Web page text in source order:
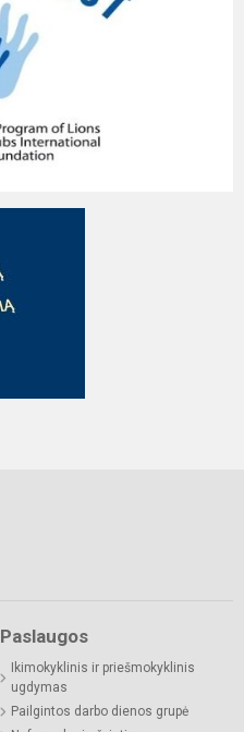
Paslaugos
Ikimokyklinis ir priešmokyklinis
ugdymas
Pailgintos darbo dienos grupė